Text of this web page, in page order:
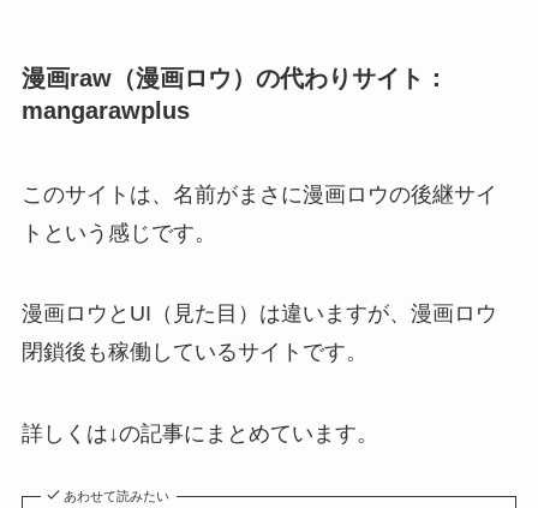
漫画raw（漫画ロウ）の代わりサイト：
mangarawplus
このサイトは、名前がまさに漫画ロウの後継サイ
トという感じです。
漫画ロウとUI（見た目）は違いますが、漫画ロウ
閉鎖後も稼働しているサイトです。
詳しくは↓の記事にまとめています。
あわせて読みたい